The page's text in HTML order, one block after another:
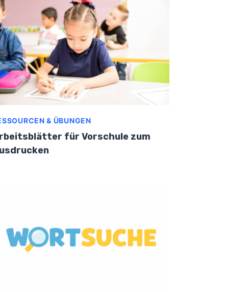
& ÜBUNGEN
für Vorschule zum